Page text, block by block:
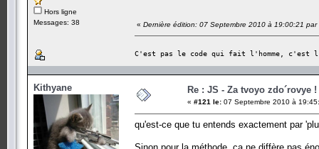
Hors ligne
Messages: 38
« Dernière édition: 07 Septembre 2010 à 19:00:21 par
C'est pas le code qui fait l'homme, c'est
Kithyane Re : JS - Za tvoyo zdo´rovye !
« #121 le: 07 Septembre 2010 à
qu'est-ce que tu entends exactement par